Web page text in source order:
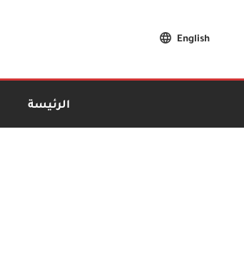
English
الرئيسة